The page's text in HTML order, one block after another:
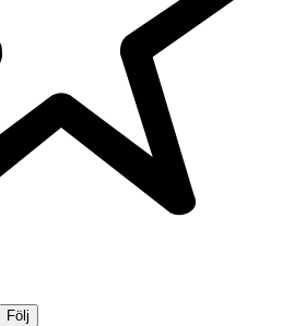
Följ